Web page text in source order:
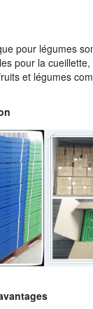
pour légumes
pour la
et légumes